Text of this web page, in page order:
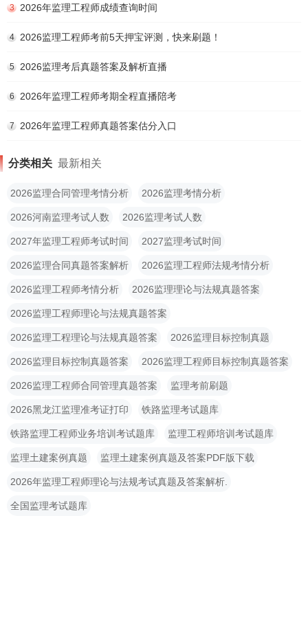
3 2026年监理工程师成绩查询时间
4 2026监理工程师考前5天押宝评测，快来刷题！
5 2026监理考后真题答案及解析直播
6 2026年监理工程师考期全程直播陪考
7 2026年监理工程师真题答案估分入口
分类相关 最新相关
2026监理合同管理考情分析 2026监理考情分析
2026河南监理考试人数 2026监理考试人数
2027年监理工程师考试时间 2027监理考试时间
2026监理合同真题答案解析 2026监理工程师法规考情分析
2026监理工程师考情分析 2026监理理论与法规真题答案
2026监理工程师理论与法规真题答案
2026监理工程理论与法规真题答案 2026监理目标控制真题
2026监理目标控制真题答案 2026监理工程师目标控制真题答案
2026监理工程师合同管理真题答案 监理考前刷题
2026黑龙江监理准考证打印 铁路监理考试题库
铁路监理工程师业务培训考试题库 监理工程师培训考试题库
监理土建案例真题 监理土建案例真题及答案PDF版下载
2026年监理工程师理论与法规考试真题及答案解析.
全国监理考试题库